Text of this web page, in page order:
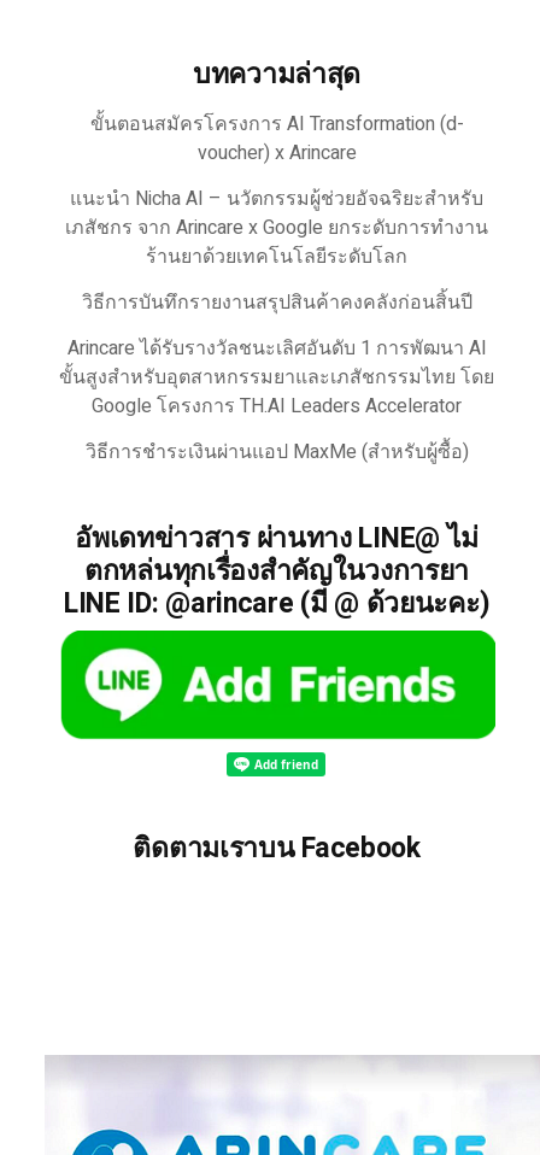
บทความล่าสุด
ขั้นตอนสมัครโครงการ AI Transformation (d-
voucher) x Arincare
แนะนำ Nicha AI – นวัตกรรมผู้ช่วยอัจฉริยะสำหรับ
เภสัชกร จาก Arincare x Google ยกระดับการทำงาน
ร้านยาด้วยเทคโนโลยีระดับโลก
วิธีการบันทึกรายงานสรุปสินค้าคงคลังก่อนสิ้นปี
Arincare ได้รับรางวัลชนะเลิศอันดับ 1 การพัฒนา AI
ขั้นสูงสำหรับอุตสาหกรรมยาและเภสัชกรรมไทย โดย
Google โครงการ TH.AI Leaders Accelerator
วิธีการชำระเงินผ่านแอป MaxMe (สำหรับผู้ซื้อ)
อัพเดทข่าวสาร ผ่านทาง LINE@ ไม่
ตกหล่นทุกเรื่องสำคัญในวงการยา
LINE ID: @arincare (มี @ ด้วยนะคะ)
ติดตามเราบน Facebook